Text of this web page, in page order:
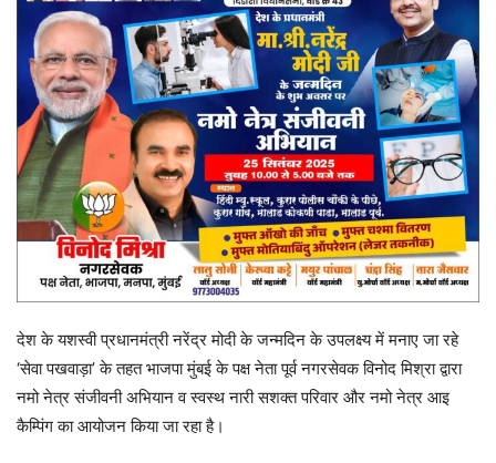
देश के यशस्वी प्रधानमंत्री नरेंद्र मोदी के जन्मदिन के उपलक्ष्य में मनाए जा रहे
‘सेवा पखवाड़ा’ के तहत भाजपा मुंबई के पक्ष नेता पूर्व नगरसेवक विनोद मिश्रा द्वारा
नमो नेत्र संजीवनी अभियान व स्वस्थ नारी सशक्त परिवार और नमो नेत्र आइ
कैम्पिंग का आयोजन किया जा रहा है।